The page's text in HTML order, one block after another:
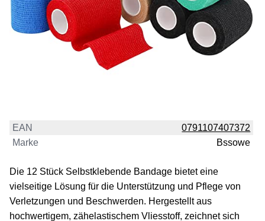
EAN
0791107407372
Marke
Bssowe
Die 12 Stück Selbstklebende Bandage bietet eine
vielseitige Lösung für die Unterstützung und Pflege von
Verletzungen und Beschwerden. Hergestellt aus
hochwertigem, zähelastischem Vliesstoff, zeichnet sich